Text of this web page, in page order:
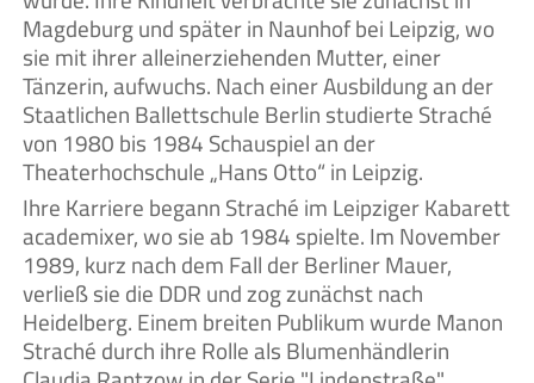
Magdeburg und später in Naunhof bei Leipzig, wo
sie mit ihrer alleinerziehenden Mutter, einer
Tänzerin, aufwuchs. Nach einer Ausbildung an der
Staatlichen Ballettschule Berlin studierte Straché
von 1980 bis 1984 Schauspiel an der
Theaterhochschule „Hans Otto“ in Leipzig.
Ihre Karriere begann Straché im Leipziger Kabarett
academixer, wo sie ab 1984 spielte. Im November
1989, kurz nach dem Fall der Berliner Mauer,
verließ sie die DDR und zog zunächst nach
Heidelberg. Einem breiten Publikum wurde Manon
Straché durch ihre Rolle als Blumenhändlerin